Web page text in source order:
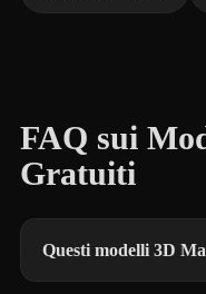
FAQ sui
Gratuiti
Questi modelli 3D